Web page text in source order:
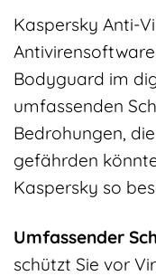
Kaspersky Anti-
Bodyguard im
umfassenden
Bedrohungen,
gefährden
Kaspersky so
Umfassender
schützt Sie vor